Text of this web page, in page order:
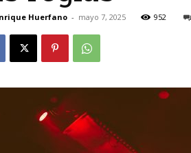
Huerfano - mayo 7, 2025 952